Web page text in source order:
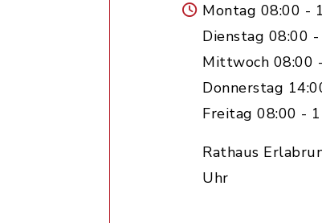
Montag 08:00 -
Dienstag 08:00
Mittwoch 08:00
Donnerstag
Freitag 08:00 -
Rathaus
Uhr